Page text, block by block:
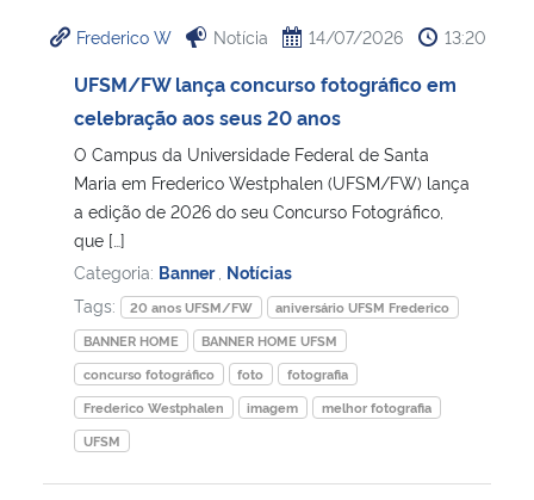
Controladoria-Geral da União
Ministério da Mulher, da Família e dos Direitos Humanos
Secretaria-Geral
Secretaria de Governo
Gabinete de Segurança Institucional
Advocacia-Geral da União
Banco Central do Brasil
Frederico W Notícia 14/07/2026 13:20
UFSM/FW lança concurso fotográfico em
celebração aos seus 20 anos
O Campus da Universidade Federal de Santa
Maria em Frederico Westphalen (UFSM/FW) lança
a edição de 2026 do seu Concurso Fotográfico,
que […]
Categoria: Banner Notícias
Tags:
20 anos UFSM/FW
aniversário UFSM Frederico
BANNER HOME
BANNER HOME UFSM
concurso fotográfico
foto
fotografia
Frederico Westphalen
imagem
melhor fotografia
UFSM